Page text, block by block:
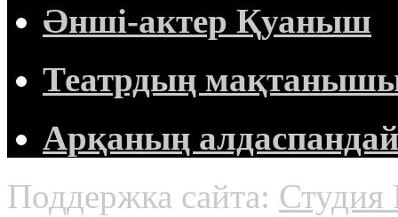
Әнші-актер Қуаныш
Театрдың мақтанышы
Арқаның алдаспандай
Поддержка сайта: Студия